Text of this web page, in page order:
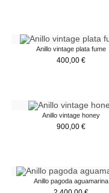
Anillo vintage plata fume
400,00€
Anillo vintage honey
900,00€
Anillo pagoda aguamarina